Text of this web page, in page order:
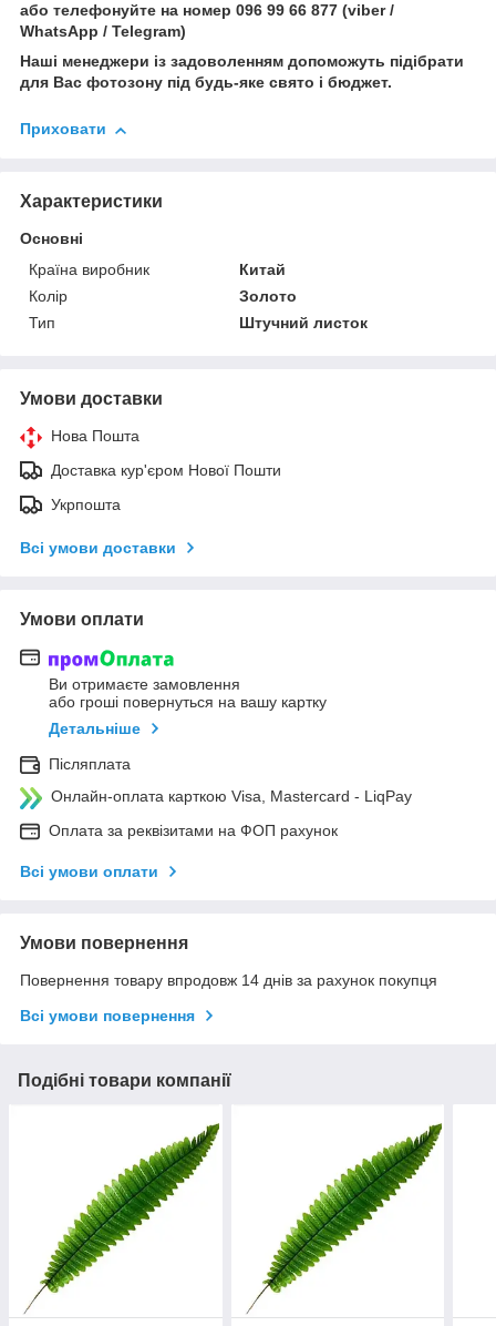
або телефонуйте на номер 096 99 66 877 (viber /
WhatsApp / Telegram)
Наші менеджери із задоволенням допоможуть підібрати
для Вас фотозону під будь-яке свято і бюджет.
Приховати
Характеристики
Основні
Країна виробник
Китай
Колір
Золото
Тип
Штучний листок
Умови доставки
Нова Пошта
Доставка кур'єром Нової Пошти
Укрпошта
Всі умови доставки
Умови оплати
Ви отримаєте замовлення
або гроші повернуться на вашу картку
Детальніше
Післяплата
Онлайн-оплата карткою Visa, Mastercard - LiqPay
Оплата за реквізитами на ФОП рахунок
Всі умови оплати
Умови повернення
Повернення товару впродовж 14 днів за рахунок покупця
Всі умови повернення
Подібні товари компанії